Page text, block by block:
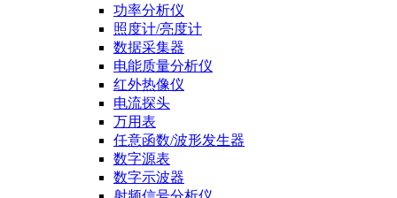
功率分析仪
照度计/亮度计
数据采集器
电能质量分析仪
红外热像仪
电流探头
万用表
任意函数/波形发生器
数字源表
数字示波器